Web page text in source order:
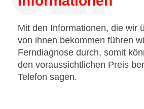
Mit den Informationen, die wir
von ihnen bekommen führen
Ferndiagnose durch, somit
den voraussichtlichen Preis
Telefon sagen.